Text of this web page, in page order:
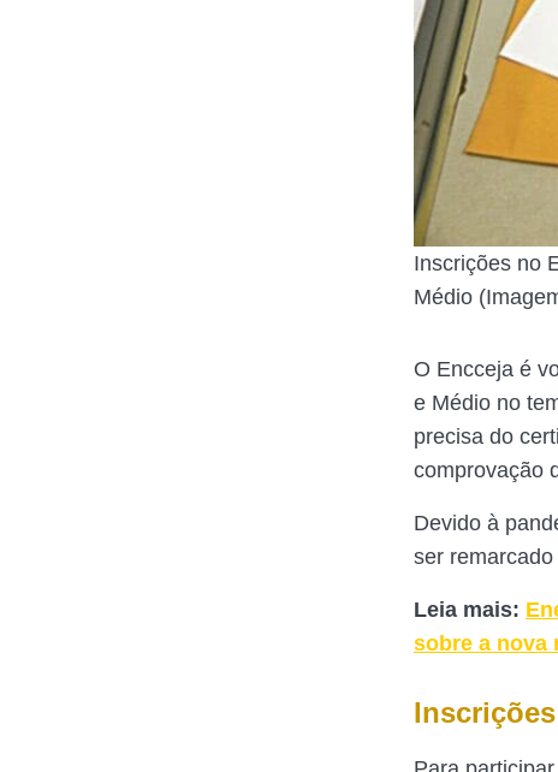
Inscrições no
Médio
O Encceja é
e Médio no
precisa do
comprovação
Devido à
ser
Leia mais:
sobre a nova
Inscrições